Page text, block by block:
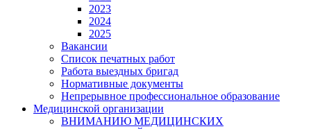
2023
2024
2025
Вакансии
Список печатных работ
Работа выездных бригад
Нормативные документы
Непрерывное профессиональное образование
Медицинской организации
ВНИМАНИЮ МЕДИЦИНСКИХ